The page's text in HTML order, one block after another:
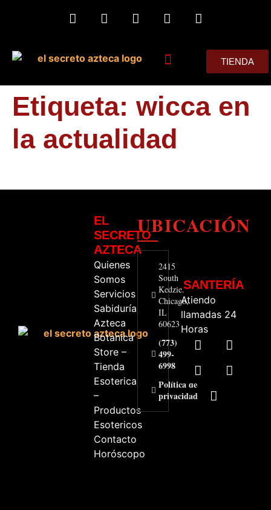
TIENDA
Etiqueta: wicca en
la actualidad
EL
SECRETO
AZTECA
Quienes
Somos
Servicios
Sabiduría
Azteca
Botanica
Store –
Tienda
Esoterica
–
Productos
Esotericos
Contacto
Horóscopo
UBICACIÓN
2415
South
Kedzie.
Chicago,
IL
60623
(773)
499-
6998
Política de
privacidad
SANTERÍA
Atiendo
llamadas 24
Horas